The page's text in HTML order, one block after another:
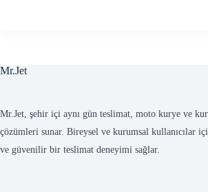
Mr.Jet
Mr.Jet, şehir içi aynı gün teslimat, moto kurye ve
çözümleri sunar. Bireysel ve kurumsal kullanıcılar
ve güvenilir bir teslimat deneyimi sağlar.